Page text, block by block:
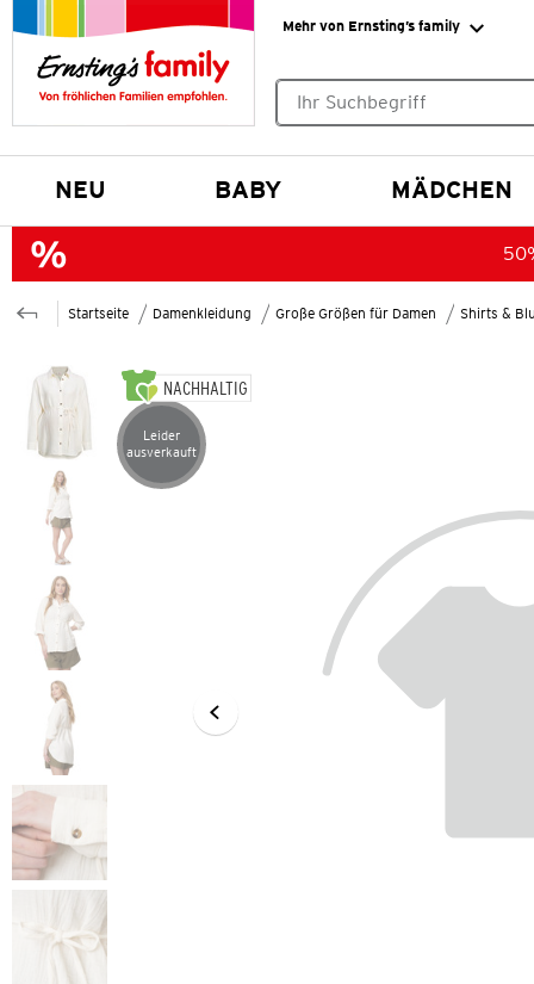
Mehr von Ernsting’s family
NEU BABY MÄDCHEN
Startseite Damenkleidung Große Größen für Damen Shirts &
NACHHALTIG
Artikel leider ausverkauft
Leider
ausverkauft